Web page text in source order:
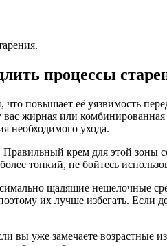
процессы
повышает её уязвимость
жирная или комбинированная
необходимого ухода.
крем для этой
тонкий, не бойтесь
щадящие нещелочные
их лучше избегать.
вы уже замечаете возрастные